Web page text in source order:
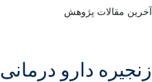
آخرین مقالات پژوهش
زنجیره دارو درمانی